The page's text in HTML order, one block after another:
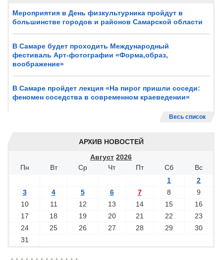
Мероприятия в День физкультурника пройдут в
большинстве городов и районов Самарской области
В Самаре будет проходить Международный
фестиваль Арт-фотографии «Форма,образ,
воображение»
В Самаре пройдет лекция «На пирог пришли соседи:
феномен соседства в современном краеведении»
Весь список
АРХИВ НОВОСТЕЙ
Август 2026
Пн
Вт Ср Чт Пт Сб
Вс
1
2
3
4 5 6 7 8
9
10
11 12 13 14 15
16
17
18 19 20 21 22
23
24
25 26 27 28 29
30
31